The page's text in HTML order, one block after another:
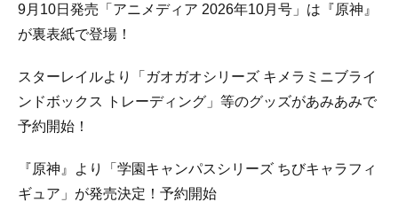
9月10日発売「アニメディア 2026年10月号」は『原神』
が裏表紙で登場！
スターレイルより「ガオガオシリーズ キメラミニブライ
ンドボックス トレーディング」等のグッズがあみあみで
予約開始！
『原神』より「学園キャンパスシリーズ ちびキャラフィ
ギュア」が発売決定！予約開始